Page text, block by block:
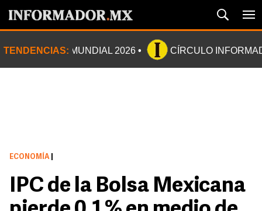
TENDENCIAS: MUNDIAL 2026 CÍRCULO
ECONOMÍA
IPC de la Bolsa Mexicana